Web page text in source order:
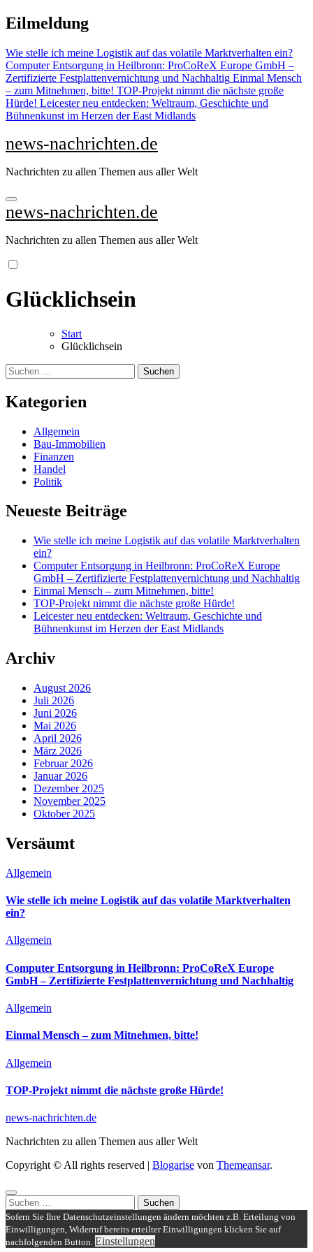
Zu
Inhalten
Eilmeldung
Wie stelle ich meine Logistik auf das volatile Marktverhalten ein?
Computer Entsorgung in Heilbronn: ProCoReX Europe GmbH –
Zertifizierte Festplattenvernichtung und Nachhaltig Einmal Mensch
– zum Mitnehmen, bitte! TOP-Projekt nimmt die nächste große
Hürde! Leicester neu entdecken: Weltraum, Geschichte und
Bühnenkunst im Herzen der East Midlands
news-nachrichten.de
Nachrichten zu allen Themen aus aller Welt
news-nachrichten.de
Nachrichten zu allen Themen aus aller Welt
Glücklichsein
Start
Glücklichsein
Suchen
nach:
Kategorien
Allgemein
Bau-Immobilien
Finanzen
Handel
Politik
Neueste Beiträge
Wie stelle ich meine Logistik auf das volatile Marktverhalten
ein?
Computer Entsorgung in Heilbronn: ProCoReX Europe
GmbH – Zertifizierte Festplattenvernichtung und Nachhaltig
Einmal Mensch – zum Mitnehmen, bitte!
TOP-Projekt nimmt die nächste große Hürde!
Leicester neu entdecken: Weltraum, Geschichte und
Bühnenkunst im Herzen der East Midlands
Archiv
August 2026
Juli 2026
Juni 2026
Mai 2026
April 2026
März 2026
Februar 2026
Januar 2026
Dezember 2025
November 2025
Oktober 2025
Versäumt
Allgemein
Wie stelle ich meine Logistik auf das volatile Marktverhalten
ein?
Allgemein
Computer Entsorgung in Heilbronn: ProCoReX Europe
GmbH – Zertifizierte Festplattenvernichtung und Nachhaltig
Allgemein
Einmal Mensch – zum Mitnehmen, bitte!
Allgemein
TOP-Projekt nimmt die nächste große Hürde!
news-nachrichten.de
Nachrichten zu allen Themen aus aller Welt
Copyright © All rights reserved | Blogarise von Themeansar.
Suchen
nach:
Sofern Sie Ihre Datenschutzeinstellungen ändern möchten z.B. Erteilung von
Einwilligungen, Widerruf bereits erteilter Einwilligungen klicken Sie auf
nachfolgenden Button. Einstellungen